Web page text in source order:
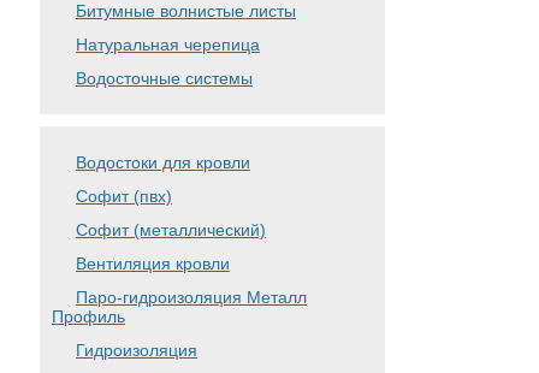
Битумные волнистые листы
Натуральная черепица
Водосточные системы
Водостоки для кровли
Софит (пвх)
Софит (металлический)
Вентиляция кровли
Паро-гидроизоляция Металл
Профиль
Гидроизоляция